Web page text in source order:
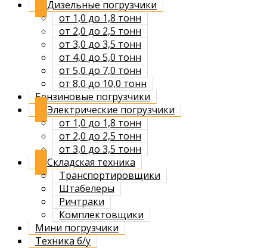
Дизельные погрузчики
от 1,0 до 1,8 тонн
от 2,0 до 2,5 тонн
от 3,0 до 3,5 тонн
от 4,0 до 5,0 тонн
от 5,0 до 7,0 тонн
от 8,0 до 10,0 тонн
Бензиновые погрузчики
Электрические погрузчики
от 1,0 до 1,8 тонн
от 2,0 до 2,5 тонн
от 3,0 до 3,5 тонн
Складская техника
Транспортировщики
Штабелеры
Ричтраки
Комплектовщики
Мини погрузчики
Техника б/у